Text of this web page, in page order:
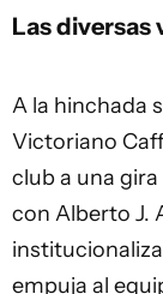
Las diversas
A la hinchada
Victoriano
club a una gira
con Alberto J.
empuja al